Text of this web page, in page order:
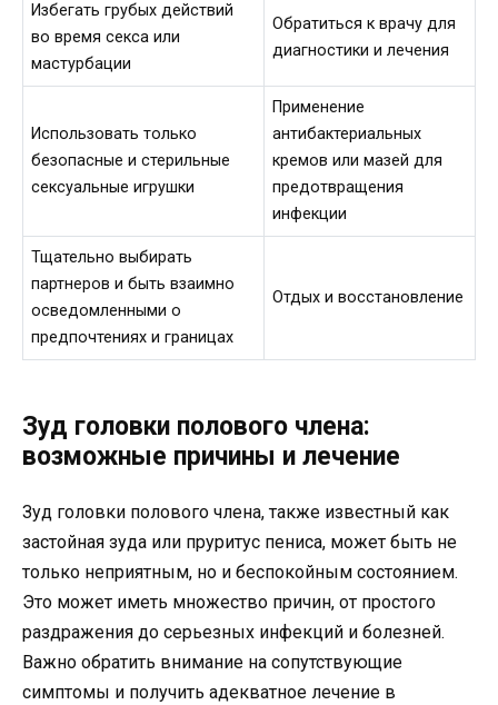
Избегать грубых действий
во время секса или
мастурбации
Обратиться к врачу для
диагностики и лечения
Использовать только
безопасные и стерильные
сексуальные игрушки
Применение
антибактериальных
кремов или мазей для
предотвращения
инфекции
Тщательно выбирать
партнеров и быть взаимно
осведомленными о
предпочтениях и границах
Отдых и восстановление
Зуд головки полового члена:
возможные причины и лечение
Зуд головки полового члена, также известный как
застойная зуда или пруритус пениса, может быть не
только неприятным, но и беспокойным состоянием.
Это может иметь множество причин, от простого
раздражения до серьезных инфекций и болезней.
Важно обратить внимание на сопутствующие
симптомы и получить адекватное лечение в